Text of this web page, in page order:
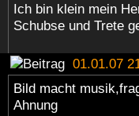
Ich bin klein mein
Schubse und Trete
01.01.07
Bild macht
Ahnung